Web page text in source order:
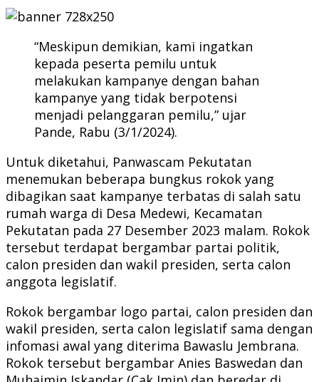
“Meskipun demikian, kami ingatkan
kepada peserta pemilu untuk
melakukan kampanye dengan bahan
kampanye yang tidak berpotensi
menjadi pelanggaran pemilu,” ujar
Pande, Rabu (3/1/2024).
Untuk diketahui, Panwascam Pekutatan
menemukan beberapa bungkus rokok yang
dibagikan saat kampanye terbatas di salah satu
rumah warga di Desa Medewi, Kecamatan
Pekutatan pada 27 Desember 2023 malam. Rokok
tersebut terdapat bergambar partai politik,
calon presiden dan wakil presiden, serta calon
anggota legislatif.
Rokok bergambar logo partai, calon presiden dan
wakil presiden, serta calon legislatif sama dengan
infomasi awal yang diterima Bawaslu Jembrana.
Rokok tersebut bergambar Anies Baswedan dan